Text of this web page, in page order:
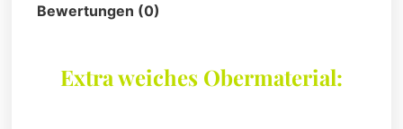
Bewertungen (0)
Extra weiches Obermaterial: